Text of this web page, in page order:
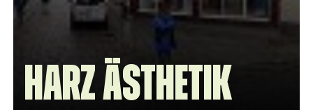
Harz Ästhetik